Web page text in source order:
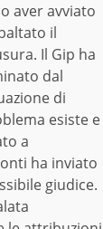
aver avviato
il
Il Gip ha
dal
di
esiste e
a
ha inviato
giudice.